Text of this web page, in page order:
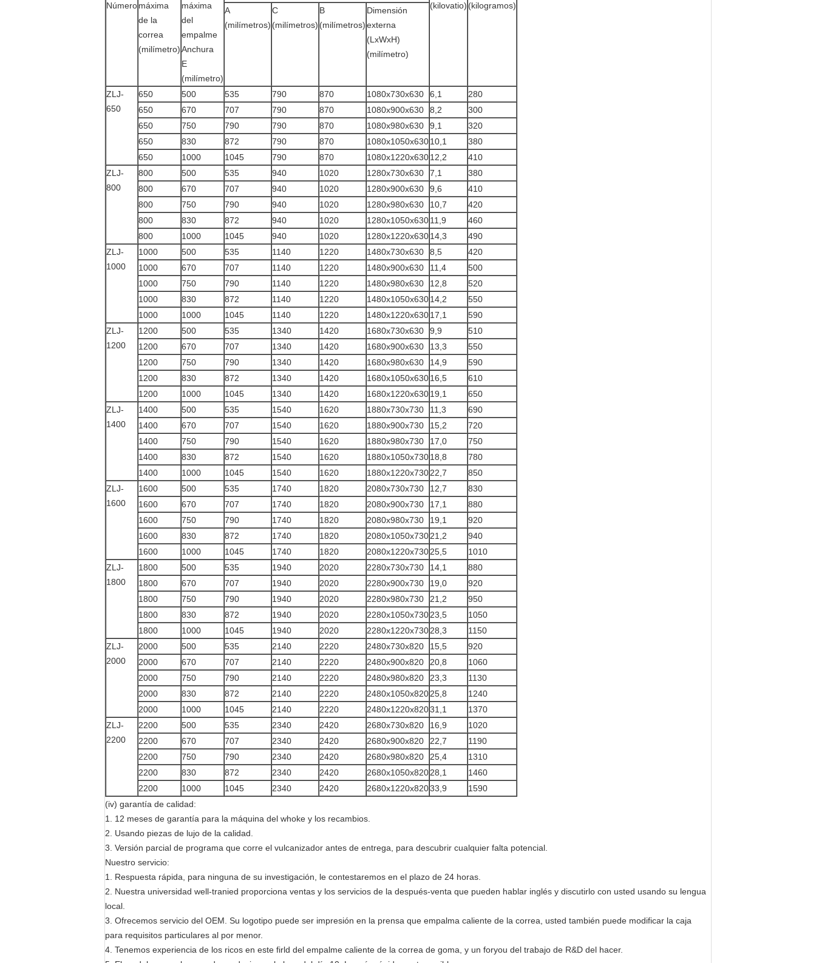
Númeromáxima
de la
correa
(milímetro)
máxima
del
empalme
Anchura
E
(milímetro)
(kilovatio) (kilogramos)
A
(milímetros)
C
(milímetros)
B
(milímetros)
Dimensión
externa
(LxWxH)
(milímetro)
ZLJ-
650
650 500 535 790 870 1080x730x630 6,1
280
650
670 707 790 870 1080x900x630 8,2
300
650
750 790 790 870 1080x980x630 9,1
320
650
830 872 790 870 1080x1050x63010,1
380
650
1000 1045 790 870 1080x1220x63012,2
410
ZLJ-
800
800 500 535 940 1020 1280x730x630 7,1
380
800
670 707 940 1020 1280x900x630 9,6
410
800
750 790 940 1020 1280x980x630 10,7
420
800
830 872 940 1020 1280x1050x63011,9
460
800
1000 1045 940 1020 1280x1220x63014,3
490
ZLJ-
1000
1000 500 535 1140 1220 1480x730x630 8,5
420
1000
670 707 1140 1220 1480x900x630 11,4
500
1000
750 790 1140 1220 1480x980x630 12,8
520
1000
830 872 1140 1220 1480x1050x63014,2
550
1000
1000 1045 1140 1220 1480x1220x63017,1
590
ZLJ-
1200
1200 500 535 1340 1420 1680x730x630 9,9
510
1200
670 707 1340 1420 1680x900x630 13,3
550
1200
750 790 1340 1420 1680x980x630 14,9
590
1200
830 872 1340 1420 1680x1050x63016,5
610
1200
1000 1045 1340 1420 1680x1220x63019,1
650
ZLJ-
1400
1400 500 535 1540 1620 1880x730x730 11,3
690
1400
670 707 1540 1620 1880x900x730 15,2
720
1400
750 790 1540 1620 1880x980x730 17,0
750
1400
830 872 1540 1620 1880x1050x73018,8
780
1400
1000 1045 1540 1620 1880x1220x73022,7
850
ZLJ-
1600
1600 500 535 1740 1820 2080x730x730 12,7
830
1600
670 707 1740 1820 2080x900x730 17,1
880
1600
750 790 1740 1820 2080x980x730 19,1
920
1600
830 872 1740 1820 2080x1050x73021,2
940
1600
1000 1045 1740 1820 2080x1220x73025,5
1010
ZLJ-
1800
1800 500 535 1940 2020 2280x730x730 14,1
880
1800
670 707 1940 2020 2280x900x730 19,0
920
1800
750 790 1940 2020 2280x980x730 21,2
950
1800
830 872 1940 2020 2280x1050x73023,5
1050
1800
1000 1045 1940 2020 2280x1220x73028,3
1150
ZLJ-
2000
2000 500 535 2140 2220 2480x730x820 15,5
920
2000
670 707 2140 2220 2480x900x820 20,8
1060
2000
750 790 2140 2220 2480x980x820 23,3
1130
2000
830 872 2140 2220 2480x1050x82025,8
1240
2000
1000 1045 2140 2220 2480x1220x82031,1
1370
ZLJ-
2200
2200 500 535 2340 2420 2680x730x820 16,9
1020
2200
670 707 2340 2420 2680x900x820 22,7
1190
2200
750 790 2340 2420 2680x980x820 25,4
1310
2200
830 872 2340 2420 2680x1050x82028,1
1460
2200
1000 1045 2340 2420 2680x1220x82033,9
1590
(iv) garantía de calidad:
1. 12 meses de garantía para la máquina del whoke y los recambios.
2. Usando piezas de lujo de la calidad.
3. Versión parcial de programa que corre el vulcanizador antes de entrega, para descubrir cualquier falta potencial.
Nuestro servicio:
1. Respuesta rápida, para ninguna de su investigación, le contestaremos en el plazo de 24 horas.
2. Nuestra universidad well-tranied proporciona ventas y los servicios de la después-venta que pueden hablar inglés y discutirlo con usted usando su lengua
local.
3. Ofrecemos servicio del OEM. Su logotipo puede ser impresión en la prensa que empalma caliente de la correa, usted también puede modificar la caja
para requisitos particulares al por menor.
4. Tenemos experiencia de los ricos en este firld del empalme caliente de la correa de goma, y un foryou del trabajo de R&D del hacer.